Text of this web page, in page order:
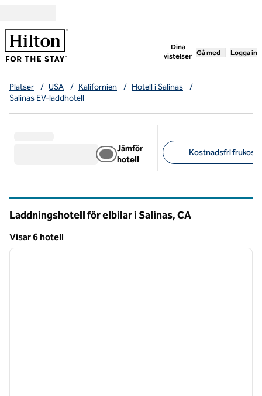
Dina
vistelser
,öppnar ny flik
Gå med Logga in
Platser / USA / Kalifornien / Hotell i Salinas
/
Salinas EV-laddhotell
Jämför
hotell
Kostnadsfri frukost
Laddningshotell för elbilar i Salinas,CA
Visar 6 hotell
Visar 6 hotell
1 av 12
nästa